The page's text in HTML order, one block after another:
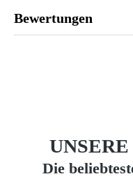
Bewertungen
Die